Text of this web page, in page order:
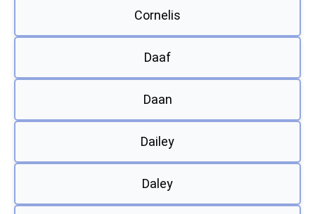
Cornelis
Daaf
Daan
Dailey
Daley